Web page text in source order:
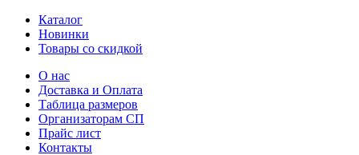
Каталог
Новинки
Товары со скидкой
О нас
Доставка и Оплата
Таблица размеров
Организаторам СП
Прайс лист
Контакты